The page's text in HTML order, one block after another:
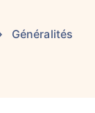
Généralités